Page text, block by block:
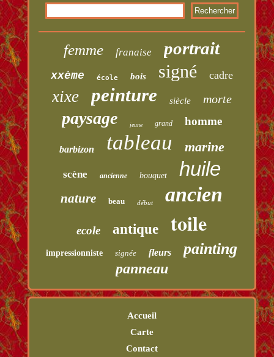
femme franaise portrait
xxème école bois signé cadre
xixe peinture siècle morte
paysage jeune grand homme
barbizon tableau marine
scène ancienne bouquet huile
nature beau début ancien
ecole antique toile
impressionniste signée fleurs painting
panneau
Accueil
Carte
Contact